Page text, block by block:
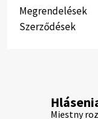
Megrendelések
Szerződések
Miestny